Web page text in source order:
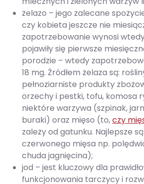
żelazo – jego zalecane
czy kobieta jeszcze nie
zapotrzebowanie wynosi
pojawiły się pierwsze
porodzie – wtedy
18 mg. Źródłem żelaza są:
pełnoziarniste produkty
orzechy i pestki, tofu, komosa
niektóre warzywa (szpinak,
buraki) oraz mięso (to,czy
zależy od gatunku. Najlepsze
czerwonego mięsa np.
chuda jagnięcina);
jod – jest kluczowy dla
funkcjonowania tarczycy i